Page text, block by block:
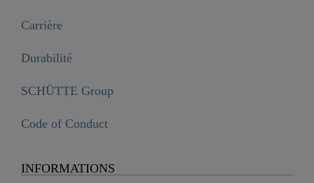
Carrière
Durabilité
SCHÜTTE Group
Code of Conduct
INFORMATIONS